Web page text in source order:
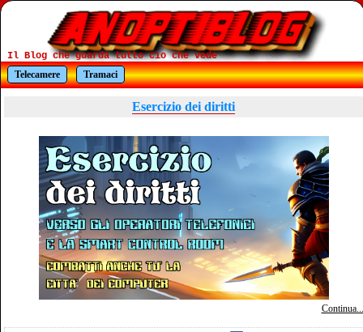
Il Blog che guarda tutto cio che vede
Telecamere
Tramaci
Esercizio dei diritti
Continua...